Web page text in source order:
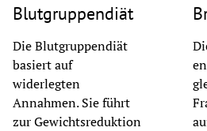
Blutgruppendiät
Die Blutgruppendiät
basiert auf
widerlegten
Annahmen. Sie führt
zur Gewichtsreduktion